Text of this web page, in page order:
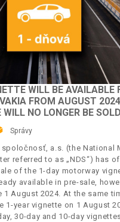
WILL BE AVAILABLE
FROM AUGUST
NO LONGER BE
Správy
a.s. (the National
referred to as „NDS“) has
of the 1-day motorway
available in pre-sale,
August 2024. At the same
year vignette on 1 August
30-day and 10-day